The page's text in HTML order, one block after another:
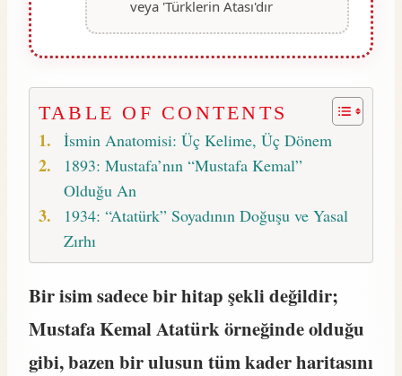
veya 'Türklerin Atası'dır
TABLE OF CONTENTS
İsmin Anatomisi: Üç Kelime, Üç Dönem
1893: Mustafa’nın “Mustafa Kemal”
Olduğu An
1934: “Atatürk” Soyadının Doğuşu ve Yasal
Zırhı
Bir isim sadece bir hitap şekli değildir;
Mustafa Kemal Atatürk örneğinde olduğu
gibi, bazen bir ulusun tüm kader haritasını